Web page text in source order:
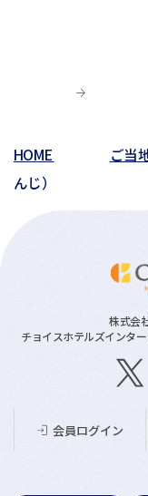
HOME ご当
んじ）
株式会
チョイスホテルズインタ
会員ログイン